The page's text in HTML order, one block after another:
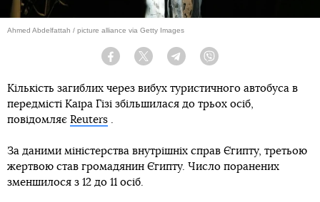
Ahmed Abdelfattah / picture alliance via Getty Images
Facebook Twitter Telegram
Кількість загиблих через вибух туристичного автобуса в
передмісті Каїра Гізі збільшилася до трьох осіб,
повідомляє Reuters .
За даними міністерства внутрішніх справ Єгипту, третьою
жертвою став громадянин Єгипту. Число поранених
зменшилося з 12 до 11 осіб.